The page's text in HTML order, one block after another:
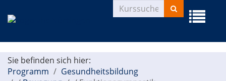
Menü
Kurse
suchen
Sie befinden sich hier:
Programm
Gesundheitsbildung